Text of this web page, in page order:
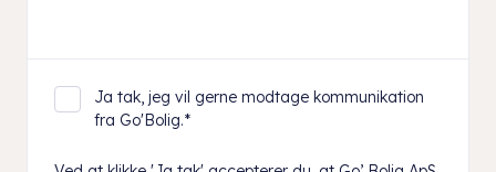
Ja tak, jeg vil gerne modtage kommunikation
fra Go'Bolig.*